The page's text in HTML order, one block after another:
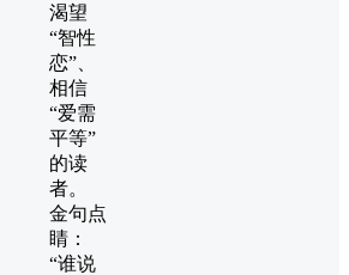
渴望
“智性
恋”、
相信
“爱需
平等”
的读
者。
金句点
睛：
“谁说